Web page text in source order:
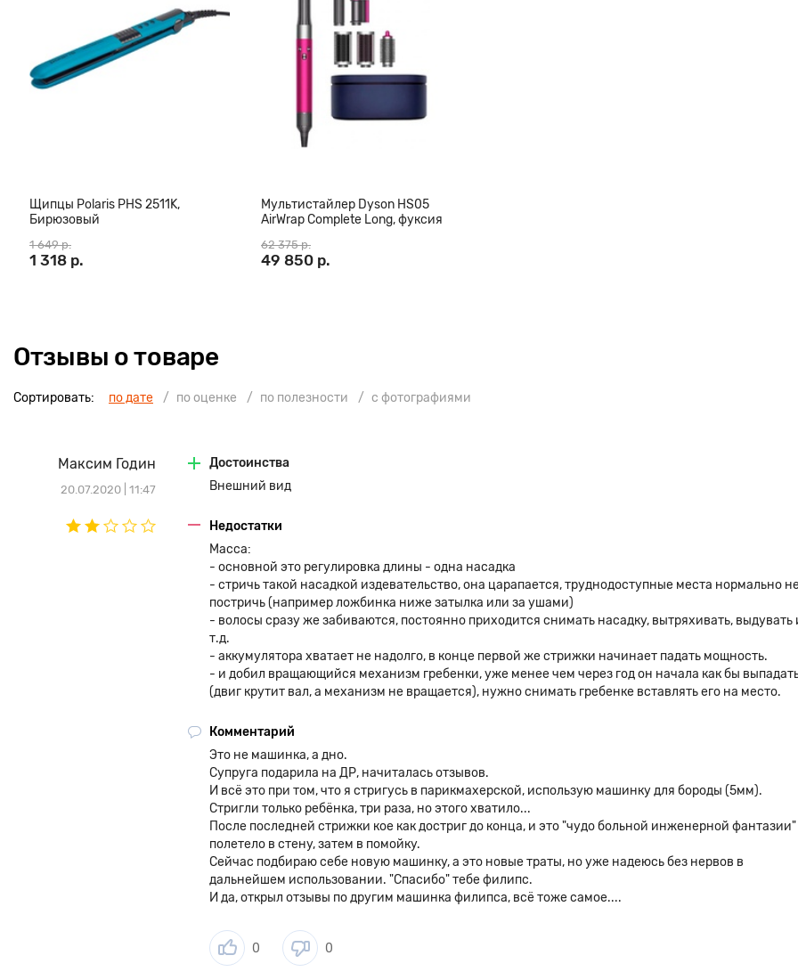
также имеется щетка для очистки лезвий. Модель имеет компактные размеры, она маневренна,
проста в использовании и удобно будет лежать в руке.
Щипцы Polaris PHS 2511K,
Бирюзовый
1 649 р.
1 318 р.
Мультистайлер Dyson HS05
AirWrap Complete Long, фуксия
62 375 р.
49 850 р.
Отзывы о товаре
Сортировать: по дате по оценке по полезности с фотографиями
Максим Годин
20.07.2020 | 11:47
Достоинства
Внешний вид
Недостатки
Масса:
- основной это регулировка длины - одна насадка
- стричь такой насадкой издевательство, она царапается, труднодоступные места нормально
постричь (например ложбинка ниже затылка или за ушами)
- волосы сразу же забиваются, постоянно приходится снимать насадку, вытряхивать, выдувать
т.д.
- аккумулятора хватает не надолго, в конце первой же стрижки начинает падать мощность.
- и добил вращающийся механизм гребенки, уже менее чем через год он начала как бы
(двиг крутит вал, а механизм не вращается), нужно снимать гребенке вставлять его на место.
Комментарий
Это не машинка, а дно.
Супруга подарила на ДР, начиталась отзывов.
И всё это при том, что я стригусь в парикмахерской, использую машинку для бороды (5мм).
Стригли только ребёнка, три раза, но этого хватило...
После последней стрижки кое как достриг до конца, и это "чудо больной инженерной фантазии"
полетело в стену, затем в помойку.
Сейчас подбираю себе новую машинку, а это новые траты, но уже надеюсь без нервов в
дальнейшем использовании. "Спасибо" тебе филипс.
И да, открыл отзывы по другим машинка филипса, всё тоже самое....
0 0